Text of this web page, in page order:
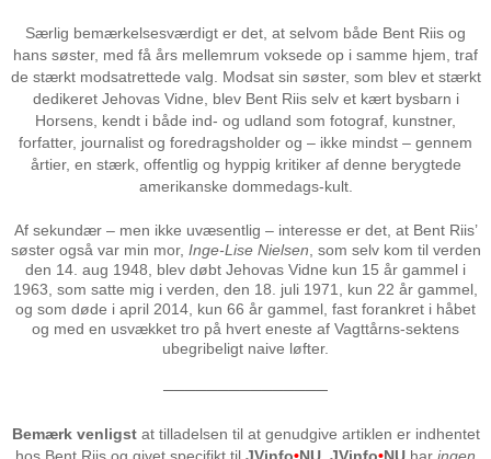
Særlig bemærkelsesværdigt er det, at selvom både Bent Riis og
hans søster, med få års mellemrum voksede op i samme hjem, traf
de stærkt modsatrettede valg. Modsat sin søster, som blev et stærkt
dedikeret Jehovas Vidne, blev Bent Riis selv et kært bysbarn i
Horsens, kendt i både ind- og udland som fotograf, kunstner,
forfatter, journalist og foredragsholder og – ikke mindst – gennem
årtier, en stærk, offentlig og hyppig kritiker af denne berygtede
amerikanske dommedags-kult.
Af sekundær – men ikke uvæsentlig – interesse er det, at Bent Riis’
søster også var min mor, Inge-Lise Nielsen, som selv kom til verden
den 14. aug 1948, blev døbt Jehovas Vidne kun 15 år gammel i
1963, som satte mig i verden, den 18. juli 1971, kun 22 år gammel,
og som døde i april 2014, kun 66 år gammel, fast forankret i håbet
og med en usvækket tro på hvert eneste af Vagttårns-sektens
ubegribeligt naive løfter.
───────────────
Bemærk venligstat tilladelsen til at genudgive artiklen er indhentet